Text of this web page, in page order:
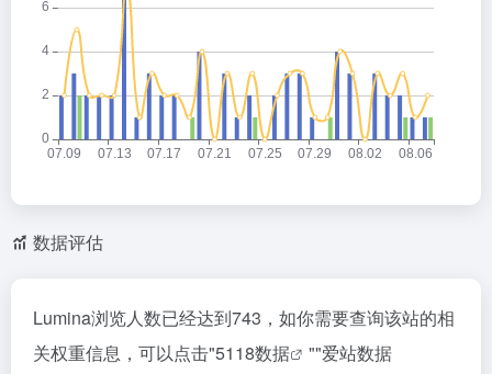
数据评估
Lumina浏览人数已经达到743，如你需要查询该站的相
关权重信息，可以点击"5118数据 ""爱站数据